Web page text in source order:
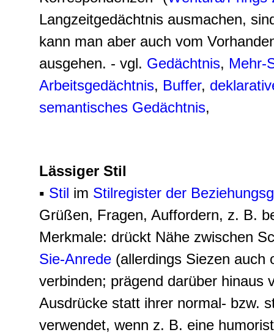
Langzeitgedächtnis ausmachen,
kann man aber auch vom
ausgehen. - vgl. Gedächtnis, Mehr-
Arbeitsgedächtnis, Buffer,
semantisches Gedächtnis,
Lässiger Stil
▪ Stil im Stilregister der
Grüßen, Fragen, Auffordern, z. B.
Merkmale: drückt Nähe zwischen
Sie-Anrede (allerdings Siezen auch
verbinden; prägend darüber hinaus
Ausdrücke statt ihrer normal- bzw.
verwendet, wenn z. B. eine